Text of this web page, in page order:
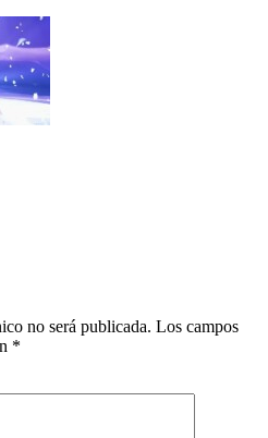
no será publicada. Los campos
*